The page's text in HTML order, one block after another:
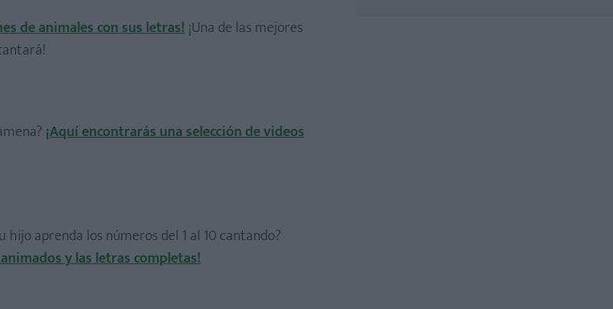
de animales con sus letras!¡Una de las mejores
¡Aquí encontrarás una selección de videos
aprenda los números del 1 al 10 cantando?
y las letras completas!